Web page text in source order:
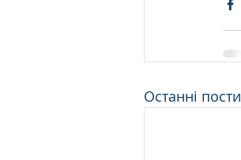
Останні пости